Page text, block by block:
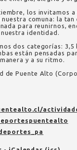
los invitamos a
comuna: la tan
para reunirnos,
identidad.
dos categorías: 3,5
están pensadas
y a su ritmo.
de Puente Alto